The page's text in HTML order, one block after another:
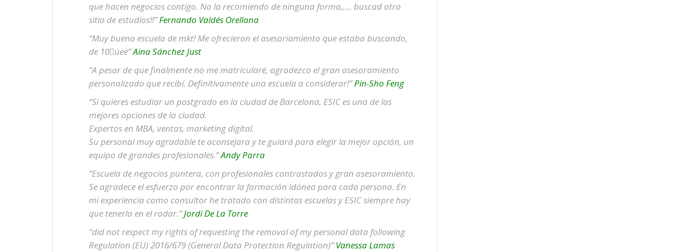
que hacen negocios contigo. No la recomiendo de ninguna forma,…. buscad otro
sitio de estudios!!”Fernando Valdés Orellana
“Muy buena escuela de mkt! Me ofrecieron el asesoriamiento que estaba buscando,
de 10üëè”Aina Sánchez Just
“A pesar de que finalmente no me matricularé, agradezco el gran asesoramiento
personalizado que recibí. Definitivamente una escuela a considerar!”Pin-Sho Feng
“Si quieres estudiar un postgrado en la ciudad de Barcelona, ESIC es una de las
mejores opciones de la ciudad.
Expertos en MBA, ventas, marketing digital.
Su personal muy agradable te aconsejara y te guiará para elegir la mejor opción, un
equipo de grandes profesionales.”Andy Parra
“Escuela de negocios puntera, con profesionales contrastados y gran asesoramiento.
Se agradece el esfuerzo por encontrar la formación idónea para cada persona. En
mi experiencia como consultor he tratado con distintas escuelas y ESIC siempre hay
que tenerla en el radar.”Jordi De La Torre
“did not respect my rights of requesting the removal of my personal data following
Regulation (EU) 2016/679 (General Data Protection Regulation)” Vanessa Lamas